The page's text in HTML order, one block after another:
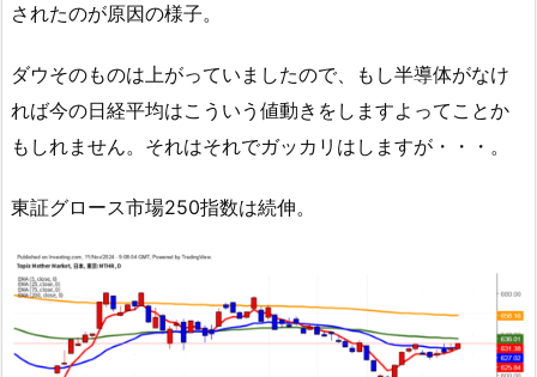
されたのが原因の様子。
ダウそのものは上がっていましたので、もし半導体がなけ
れば今の日経平均はこういう値動きをしますよってことか
もしれません。それはそれでガッカリはしますが・・・。
東証グロース市場250指数は続伸。